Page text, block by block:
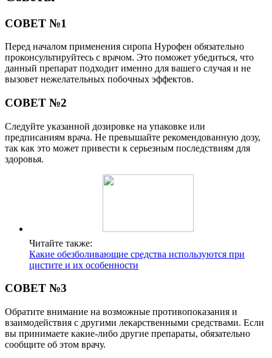
СОВЕТ №1
Перед началом применения сиропа Нурофен обязательно
проконсультируйтесь с врачом. Это поможет убедиться, что
данный препарат подходит именно для вашего случая и не
вызовет нежелательных побочных эффектов.
СОВЕТ №2
Следуйте указанной дозировке на упаковке или
предписаниям врача. Не превышайте рекомендованную дозу,
так как это может привести к серьезным последствиям для
здоровья.
Читайте также:
Какие обезболивающие средства используются при
цистите и их особенности
СОВЕТ №3
Обратите внимание на возможные противопоказания и
взаимодействия с другими лекарственными средствами. Если
вы принимаете какие-либо другие препараты, обязательно
сообщите об этом врачу.